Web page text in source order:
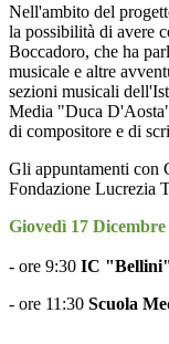
Nell'ambito del
la possibilità di avere
Boccadoro, che ha
musicale e altre
sezioni musicali
Media "Duca
di compositore e di
Gli appuntamenti con
Fondazione Lucrezia
Giovedì 17 Dicembre
- ore 9:30 IC "Bellini"
- ore 11:30 Scuola